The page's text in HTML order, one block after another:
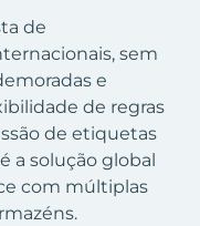
de
sem
e
de regras
de etiquetas
a solução global
com múltiplas